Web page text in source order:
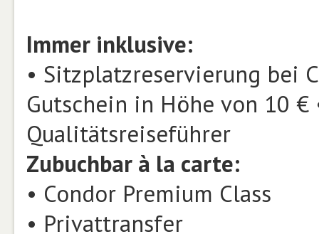
Immer inklusive:
• Sitzplatzreservierung bei
Gutschein in Höhe von 10 €
Qualitätsreiseführer
Zubuchbar à la carte:
• Condor Premium Class
• Privattransfer